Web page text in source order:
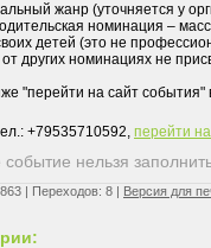
жанр (уточняется у
номинация –
детей (это не
других номинациях не
"перейти на сайт
+79535710592, перейти
нельзя заполнить
| Переходов: 8 | Версия для